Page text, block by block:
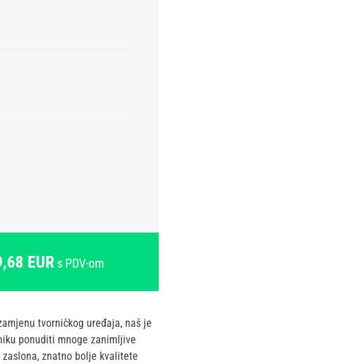
EURs PDV-om
tvorničkog uređaja, naš je
ponuditi mnoge zanimljive
znatno bolje kvalitete